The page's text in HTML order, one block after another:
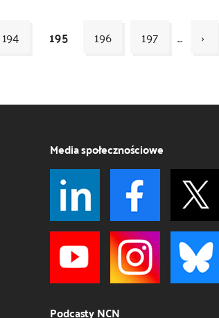
194 195 196 197 … ›
Media społecznościowe
Podcasty NCN